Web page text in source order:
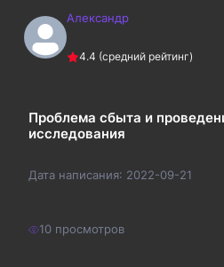
260 ₽Александр
4.4 (средний рейтинг)
Проблема сбыта и
исследования
Дата написания: 2022-09-21
10 просмотров